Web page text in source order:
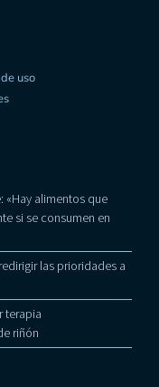
uso
«Hay alimentos que
si se consumen en
las prioridades a
terapia
riñón